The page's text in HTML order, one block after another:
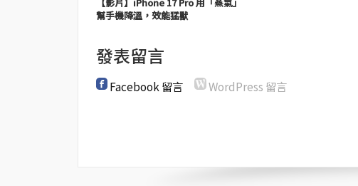
幫手機降溫，效能猛獸
發表留言
Facebook 留言 WordPress 留言